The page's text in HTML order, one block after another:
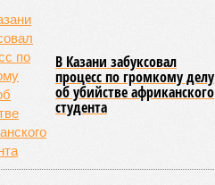
В Казани забуксовал
процесс по громкому делу
об убийстве африканского
студента